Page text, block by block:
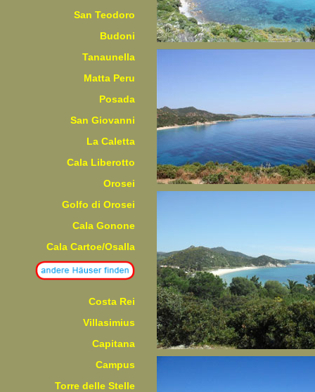
San Teodoro
Budoni
Tanaunella
Matta Peru
Posada
San Giovanni
La Caletta
Cala Liberotto
Orosei
Golfo di Orosei
Cala Gonone
Cala Cartoe/Osalla
Costa Rei
Villasimius
Capitana
Campus
Torre delle Stelle